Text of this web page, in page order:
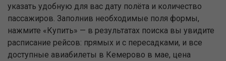
указать удобную для вас дату полёта и количество
пассажиров. Заполнив необходимые поля формы,
нажмите «Купить» — в результатах поиска вы увидите
расписание рейсов: прямых и с пересадками, и все
доступные авиабилеты в Кемерово в мае, цена